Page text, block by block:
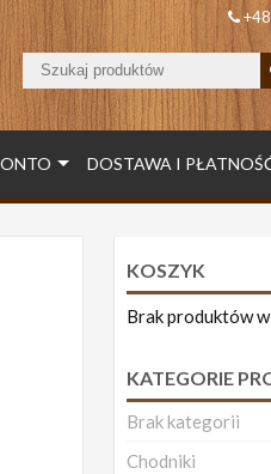
DOSTAWA I
KOSZYK
Brak produktów
KATEGORIE
Brak kategorii
Chodniki